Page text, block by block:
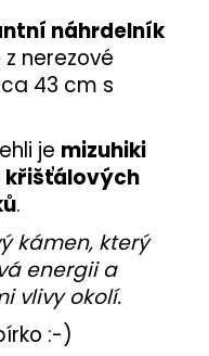
náhrdelník
nerezové
43 cm s
je mizuhiki
křišťálových
.
kámen, který
energii a
vlivy okolí.
:-)